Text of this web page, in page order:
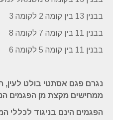
בבנין 13 בין קומה 2 לקומה 3
בבנין 11 בין קומה 7 לקומה 8
בבנין 11 בין קומה 5 לקומה 6
ממחישים מקצת מן הפגמים
הפגמים הינם בניגוד לכללי